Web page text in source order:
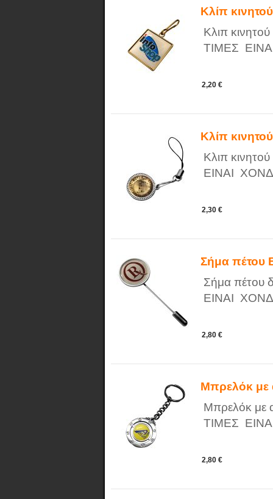
Κλίπ
Κλιπ
ΤΙΜΕΣ
2,20 €
Κλίπ
Κλιπ
ΕΙΝΑΙ
2,30 €
Σήμα πέτου
Σήμα πέτου
ΕΙΝΑΙ
2,80 €
Μπρελόκ με
Μπρελόκ με
ΤΙΜΕΣ
2,80 €